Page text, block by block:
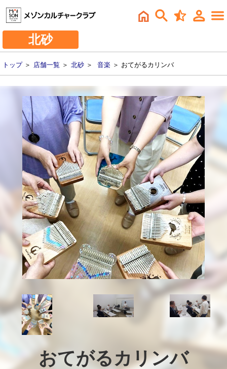
北砂
トップ＞ 店舗一覧 ＞ 北砂 ＞ 音楽 ＞ おてがるカリンバ
おてがるカリンバ